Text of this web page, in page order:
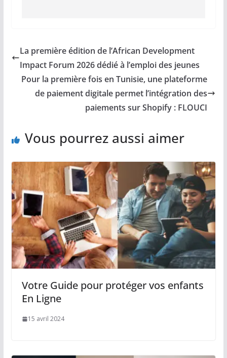
La première édition de l’African Development
Impact Forum 2026 dédié à l’emploi des jeunes
Pour la première fois en Tunisie, une plateforme
de paiement digitale permet l’intégration des
paiements sur Shopify : FLOUCI
Vous pourrez aussi aimer
Votre Guide pour protéger vos enfants
En Ligne
15 avril 2024